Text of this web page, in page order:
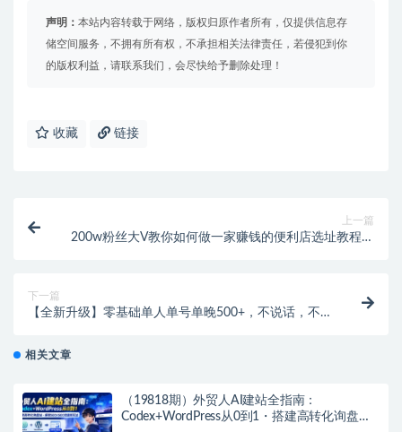
声明： 本站内容转载于网络，版权归原作者所有，仅提供信息存
储空间服务，不拥有所有权，不承担相关法律责任，若侵犯到你
的版权利益，请联系我们，会尽快给予删除处理！
收藏 链接
上一篇
200w粉丝大V教你如何做一家赚钱的便利店选址教程，
下一篇
【全新升级】零基础单人单号单晚500+，不说话，不露
相关文章
（19818期）外贸人AI建站全指南：
Codex+WordPress从0到1・搭建高转化询盘